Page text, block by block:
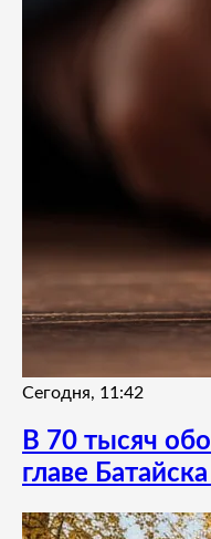
Сегодня, 11:42
В 70 тысяч
главе